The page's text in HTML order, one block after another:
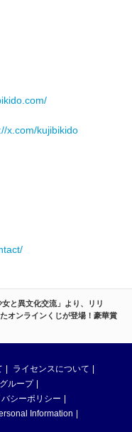
と異文化交流」より、リリ
オンラインくじが登場！豪華賞
x.com/kujibikido
ライセンスについて
ループ
シーポリシー
Information